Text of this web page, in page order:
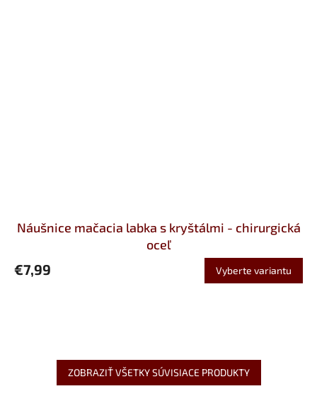
Náušnice mačacia labka s kryštálmi - chirurgická
oceľ
€7,99 Vyberte variantu
ZOBRAZIŤ VŠETKY SÚVISIACE PRODUKTY